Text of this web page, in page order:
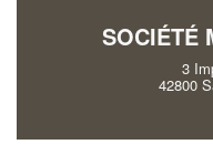
SOCIÉTÉ
3
42800